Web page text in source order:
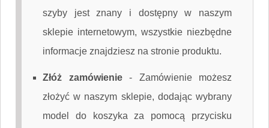
szyby jest znany i dostępny w naszym
sklepie internetowym, wszystkie niezbędne
informacje znajdziesz na stronie produktu.
Złóż zamówienie- Zamówienie możesz
złożyć w naszym sklepie, dodając wybrany
model do koszyka za pomocą przycisku